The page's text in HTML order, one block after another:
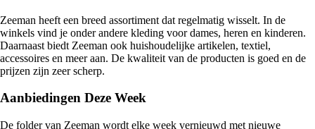
Zeeman heeft een breed assortiment dat regelmatig wisselt. In de
winkels vind je onder andere kleding voor dames, heren en kinderen.
Daarnaast biedt Zeeman ook huishoudelijke artikelen, textiel,
accessoires en meer aan. De kwaliteit van de producten is goed en de
prijzen zijn zeer scherp.
Aanbiedingen Deze Week
De folder van Zeeman wordt elke week vernieuwd met nieuwe